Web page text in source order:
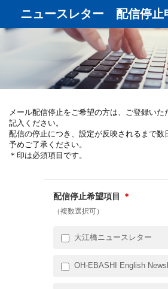
ニュースレター 配信停止
メール配信停止をご希望の方は、ご登録い
記入ください。
配信の停止につき、設定が反映されるまで数
予めご了承ください。
＊印は必須項目です。
配信停止希望項目 ＊
（複数選択可）
大江橋ニュースレター
OH-EBASHI English